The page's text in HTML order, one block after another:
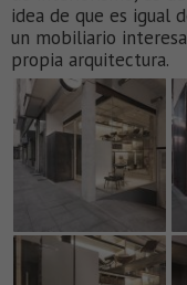
idea de que es igual
un mobiliario
propia arquitectura.